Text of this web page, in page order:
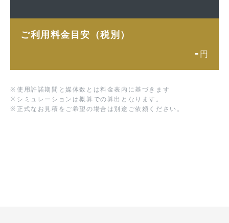
ご利用料金目安（税別）
- 円
※ 使用許諾期間と媒体数とは料金表内に基づきます
※ シミュレーションは概算での算出となります。
※ 正式なお見積をご希望の場合は別途ご依頼ください。